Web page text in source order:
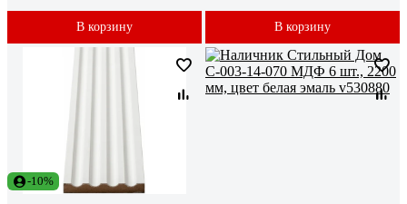
В корзину В корзину
-10%